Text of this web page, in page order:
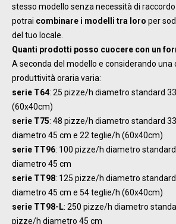
stesso modello senza necessità di
potrai combinare i modelli tra loro per
del tuo locale.
Quanti prodotti posso cuocere con un
A seconda del modello e considerando una
produttività oraria varia:
serie T64: 25 pizze/h diametro standard
(60x40cm)
serie T75: 48 pizze/h diametro standard
diametro 45 cm e 22 teglie/h (60x40cm)
serie TT96: 100 pizze/h diametro
diametro 45 cm
serie TT98: 125 pizze/h diametro
diametro 45 cm e 54 teglie/h (60x40cm)
serie TT98-L: 250 pizze/h diametro
pizze/h diametro 45 cm